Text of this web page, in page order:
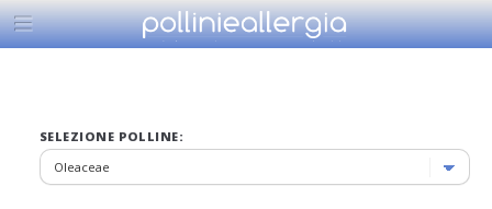
SELEZIONE POLLINE: